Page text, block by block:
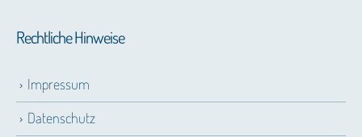
Rechtliche Hinweise
Impressum
Datenschutz